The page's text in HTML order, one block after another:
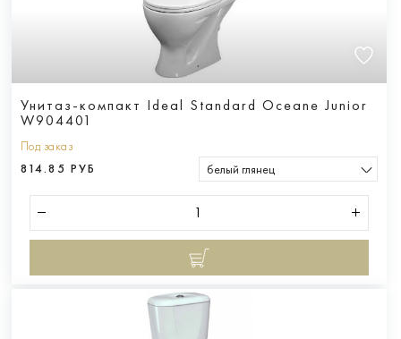
Унитаз-компакт Ideal Standard Oceane Junior
W904401
Под заказ
814.85 РУБ
белый глянец